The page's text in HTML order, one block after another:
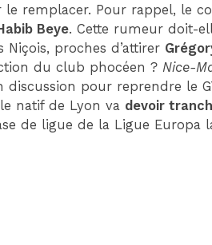
le remplacer. Pour rappel, le
Beye. Cette rumeur doit-
Niçois, proches d’attirer
du club phocéen ? Nice-
pour reprendre le
natif de Lyon va devoir
de ligue de la Ligue Europa